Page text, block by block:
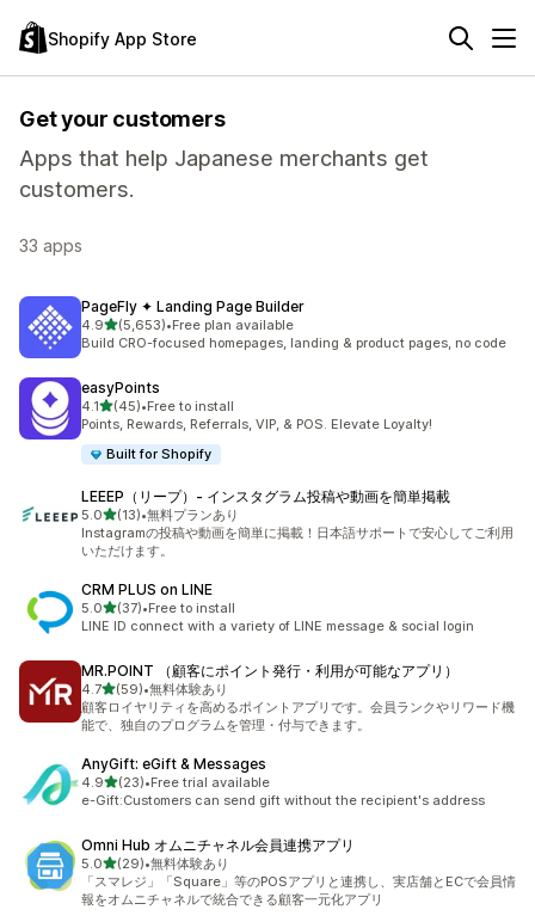
Shopify App Store
Get your customers
Apps that help Japanese merchants get
customers.
33 apps
PageFly ✦ Landing Page Builder
4.9out of 5 stars
(5,653)
5653 total reviews
•Free plan available
Build CRO-focused homepages, landing & product pages, no code
easyPoints
4.1out of 5 stars
(45)
45 total reviews
•Free to install
Points, Rewards, Referrals, VIP, & POS. Elevate Loyalty!
Built for Shopify
LEEEP（リープ）‑ インスタグラム投稿や動画を簡単掲載
5.0out of 5 stars
(13)
13 total reviews
•無料プランあり
Instagramの投稿や動画を簡単に掲載！日本語サポートで安心してご利用
いただけます。
CRM PLUS on LINE
5.0out of 5 stars
(37)
37 total reviews
•Free to install
LINE ID connect with a variety of LINE message & social login
MR.POINT （顧客にポイント発行・利用が可能なアプリ）
4.7out of 5 stars
(59)
59 total reviews
•無料体験あり
顧客ロイヤリティを高めるポイントアプリです。会員ランクやリワード機
能で、独自のプログラムを管理・付与できます。
AnyGift: eGift & Messages
4.9out of 5 stars
(23)
23 total reviews
•Free trial available
e-Gift:Customers can send gift without the recipient's address
Omni Hub オムニチャネル会員連携アプリ
5.0out of 5 stars
(29)
29 total reviews
•無料体験あり
「スマレジ」「Square」等のPOSアプリと連携し、実店舗とECで会員情
報をオムニチャネルで統合できる顧客一元化アプリ